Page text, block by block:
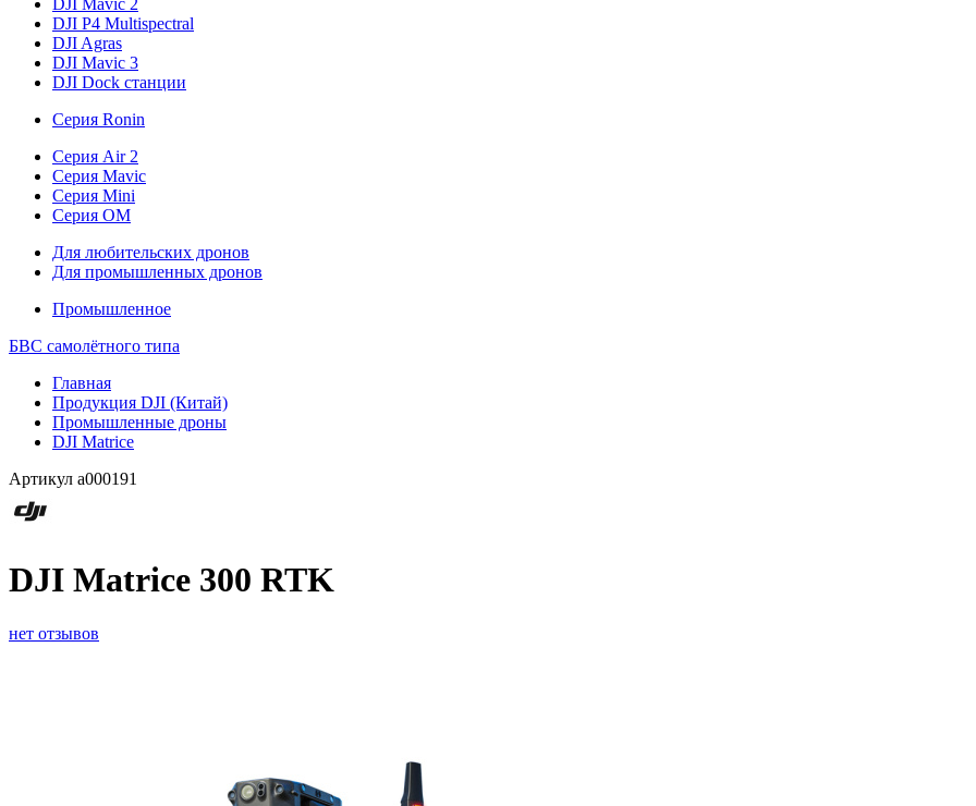
DJI Mavic 2
DJI P4 Multispectral
DJI Agras
DJI Mavic 3
DJI Dock станции
Серия Ronin
Серия Air 2
Серия Mavic
Серия Mini
Серия OM
Для любительских дронов
Для промышленных дронов
Промышленное
БВС самолётного типа
Главная
Продукция DJI (Китай)
Промышленные дроны
DJI Matrice
Артикул a000191
DJI Matrice 300 RTK
нет отзывов